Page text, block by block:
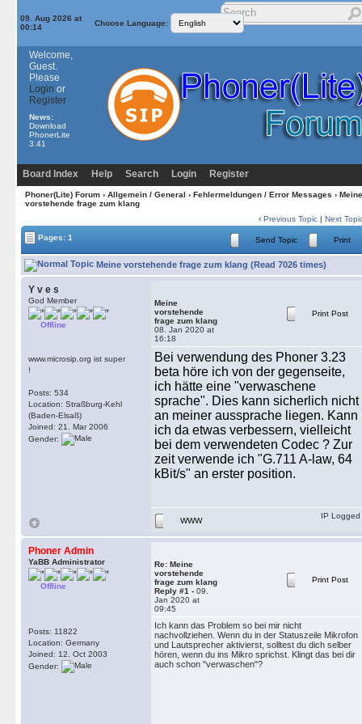
09. Aug 2026 at
00:14
Choose Language:
Welcome,
Guest.
Please
Login or
Register
News:
Download
PhonerLite
3.41
Board Index Help Search Login Register
Phoner(Lite) Forum› Allgemein / General › Fehlermeldungen / Error Messages › Meine
vorstehende frage zum klang
‹ Previous Topic | Next
Pages: 1 Send Topic Print
Meine vorstehende frage zum klang (Read 7026 times)
Y v e s
God Member
Offline
www.microsip.org ist super
!
Posts: 534
Location: Straßburg-Kehl
(Baden-Elsaß)
Joined: 21. Mar 2006
Gender:
Meine
vorstehende
frage zum klang
08. Jan 2020 at
16:18
Print Post
Bei verwendung des Phoner 3.23
beta höre ich von der gegenseite,
ich hätte eine "verwaschene
sprache". Dies kann sicherlich nicht
an meiner aussprache liegen. Kann
ich da etwas verbessern, vielleicht
bei dem verwendeten Codec ? Zur
zeit verwende ich "G.711 A-law, 64
kBit/s" an erster position.
WWW
IP Logged
Phoner Admin
YaBB Administrator
Offline
Posts: 11822
Location: Germany
Joined: 12. Oct 2003
Gender:
Re: Meine
vorstehende
frage zum klang
Reply #1 - 09.
Jan 2020 at
09:45
Print Post
Ich kann das Problem so bei mir nicht
nachvollziehen. Wenn du in der Statuszeile Mikrofon
und Lautsprecher aktivierst, solltest du dich selber
hören, wenn du ins Mikro sprichst. Klingt das bei dir
auch schon "verwaschen"?